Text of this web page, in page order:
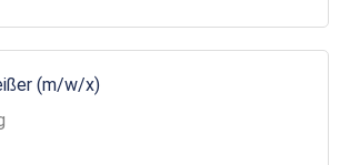
(m/w/x)